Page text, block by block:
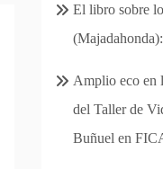
El libro sobre
Amplio eco en
del Taller de
Buñuel en